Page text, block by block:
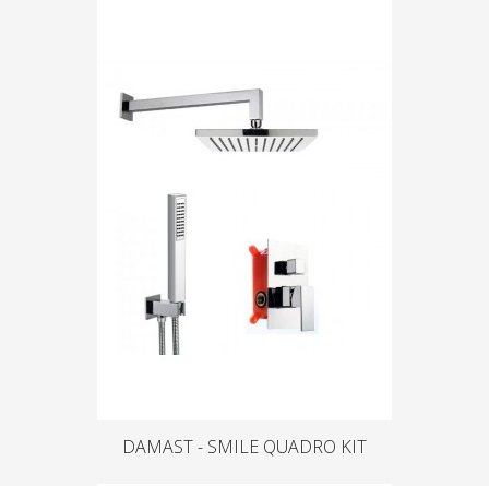
DAMAST - SMILE QUADRO KIT